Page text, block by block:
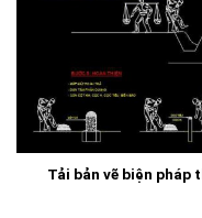
Tải bản vẽ biện pháp